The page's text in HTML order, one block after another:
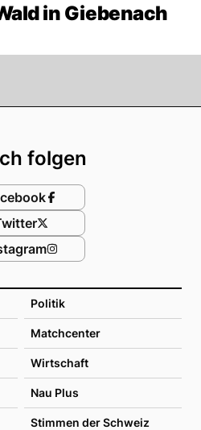
in Giebenach
Politik
Matchcenter
Wirtschaft
Nau Plus
Stimmen der Schweiz
folgen